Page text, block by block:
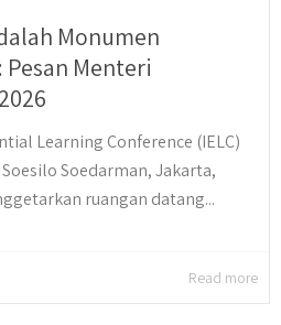
Monumen
Pesan Menteri
Learning Conference (IELC)
Soedarman, Jakarta,
ruangan datang...
Read more